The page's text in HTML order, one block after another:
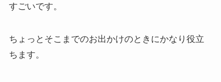
すごいです。
ちょっとそこまでのお出かけのときにかなり役立
ちます。